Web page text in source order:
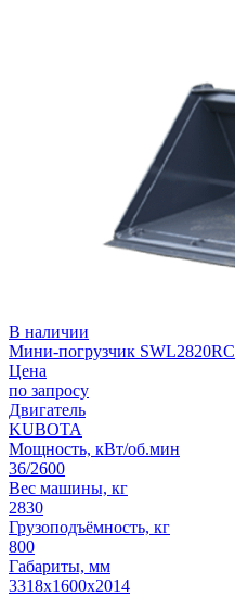
В наличии
Мини-погрузчик SWL2820RC
Цена
по запросу
Двигатель
KUBOTA
Мощность, кВт/об.мин
36/2600
Вес машины, кг
2830
Грузоподъёмность, кг
800
Габариты, мм
3318х1600х2014